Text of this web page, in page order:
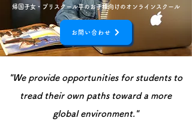
​帰国子女・プリスクール卒のお子様向けのオンラインスクール
お問い合わせ
"We provide opportunities for students to
tread their own paths toward a more
global environment."